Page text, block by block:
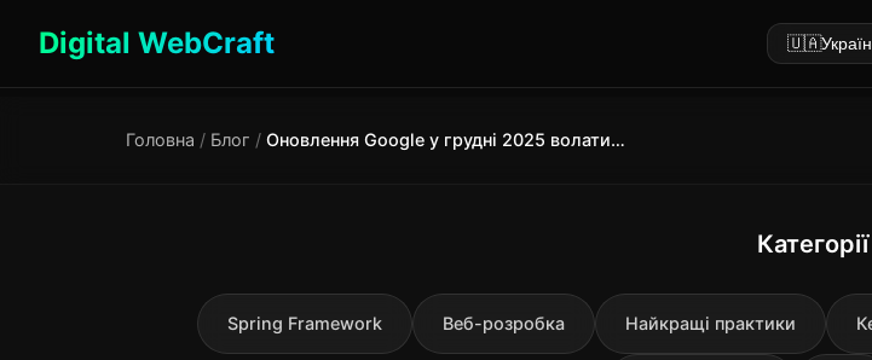
Digital WebCraft 🇺🇦
Головна / Блог / Оновлення Google у грудні 2025 волатильність ШІ та що робити SEO-фахівцям
Категорії
Spring Framework Веб-розробка Найкращі практики